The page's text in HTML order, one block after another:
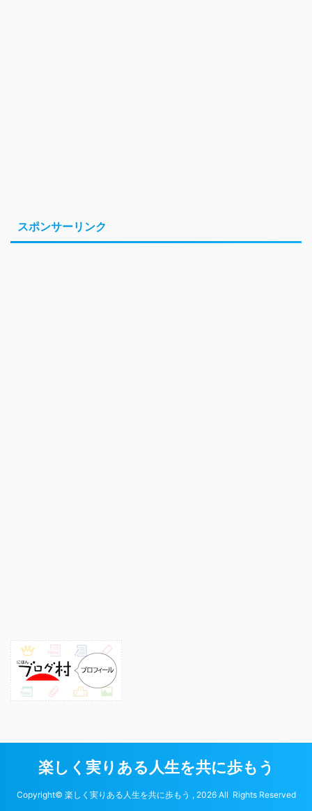
スポンサーリンク
楽しく実りある人生を共に歩もう
Copyright© 楽しく実りある人生を共に歩もう , 2026 All Rights Reserved